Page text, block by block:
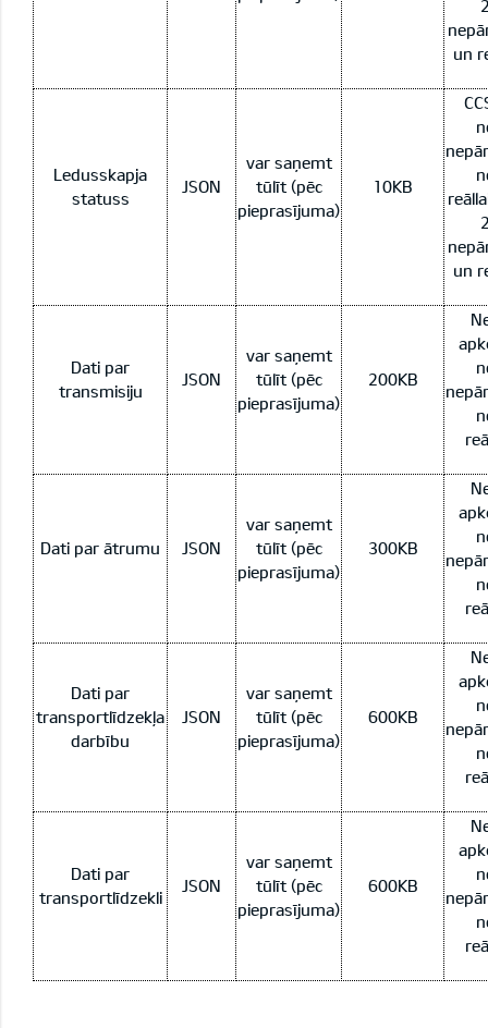
un
Ledusskapja
statuss
JSON
var saņemt
tūlīt (pēc
pieprasījuma)
10KB
un
Dati par
transmisiju
JSON
var saņemt
tūlīt (pēc
pieprasījuma)
200KB
Dati par ātrumu JSON
var saņemt
tūlīt (pēc
pieprasījuma)
300KB
Dati par
transportlīdzekļa
darbību
JSON
var saņemt
tūlīt (pēc
pieprasījuma)
600KB
Dati par
transportlīdzekli
JSON
var saņemt
tūlīt (pēc
pieprasījuma)
600KB